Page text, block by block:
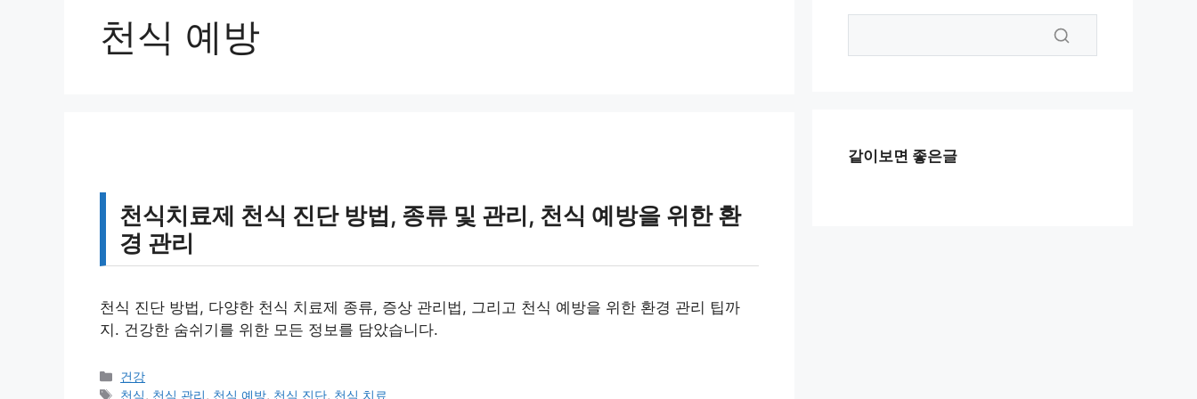
천식 예방
천식치료제 천식 진단 방법, 종류 및 관리, 천식 예방을 위한 환
경 관리
천식 진단 방법, 다양한 천식 치료제 종류, 증상 관리법, 그리고 천식 예방을 위한 환경 관리 팁까
지. 건강한 숨쉬기를 위한 모든 정보를 담았습니다.
카
테
건강
태
천식, 천식 관리, 천식 예방, 천식 진단, 천식 치료
같이보면 좋은글